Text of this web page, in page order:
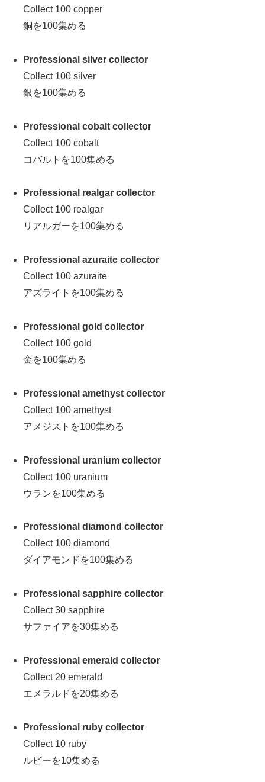
Collect 100 copper
銅を100集める
Professional silver collector
Collect 100 silver
銀を100集める
Professional cobalt collector
Collect 100 cobalt
コバルトを100集める
Professional realgar collector
Collect 100 realgar
リアルガーを100集める
Professional azuraite collector
Collect 100 azuraite
アズライトを100集める
Professional gold collector
Collect 100 gold
金を100集める
Professional amethyst collector
Collect 100 amethyst
アメジストを100集める
Professional uranium collector
Collect 100 uranium
ウランを100集める
Professional diamond collector
Collect 100 diamond
ダイアモンドを100集める
Professional sapphire collector
Collect 30 sapphire
サファイアを30集める
Professional emerald collector
Collect 20 emerald
エメラルドを20集める
Professional ruby collector
Collect 10 ruby
ルビーを10集める